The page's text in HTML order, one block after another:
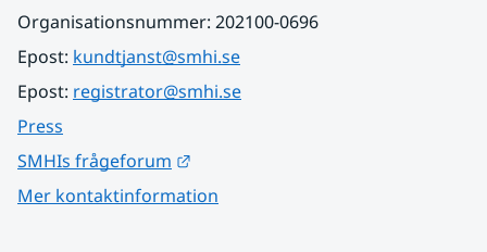
Organisationsnummer: 202100-0696
Epost: kundtjanst@smhi.se
Epost: registrator@smhi.se
Press
SMHIs frågeforum
Mer kontaktinformation